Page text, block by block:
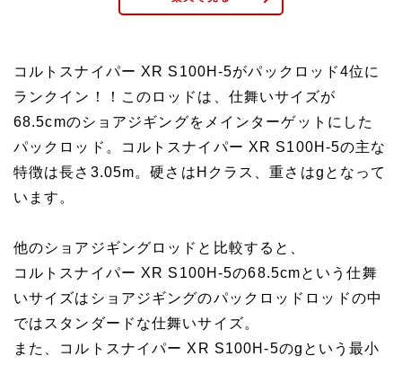
コルトスナイパー XR S100H-5がパックロッド4位に
ランクイン！！このロッドは、仕舞いサイズが
68.5cmのショアジギングをメインターゲットにした
パックロッド。コルトスナイパー XR S100H-5の主な
特徴は長さ3.05m。硬さはHクラス、重さはgとなって
います。
他のショアジギングロッドと比較すると、
コルトスナイパー XR S100H-5の68.5cmという仕舞
いサイズはショアジギングのパックロッドロッドの中
ではスタンダードな仕舞いサイズ。
また、コルトスナイパー XR S100H-5のgという最小